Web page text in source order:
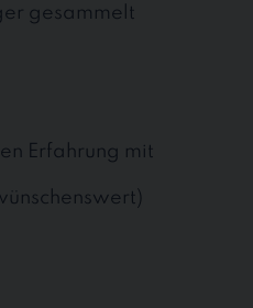
gesammelt
Erfahrung mit